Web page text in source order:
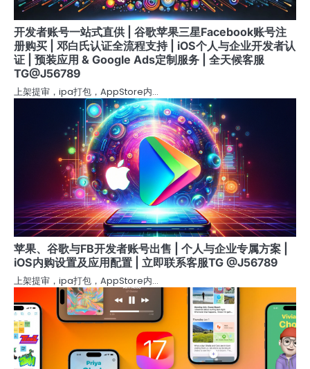
开发者账号一站式直供 | 谷歌苹果三星Facebook账号注
册购买 | 邓白氏认证全流程支持 | iOS个人与企业开发者认
证 | 预装应用 & Google Ads定制服务 | 全天候客服
TG@J56789
上架提审，ipa打包，AppStore内…
苹果、谷歌与FB开发者账号出售 | 个人与企业专属方案 |
iOS内购设置及应用配置 | 立即联系客服TG @J56789
上架提审，ipa打包，AppStore内…